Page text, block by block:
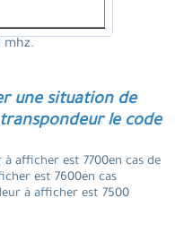
mhz.
une situation de
le code
afficher est 7700en cas de
est 7600en cas
à afficher est 7500